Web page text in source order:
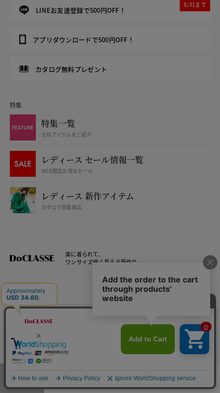
カラー・サイズを選択する
LINEお友達登録で500円OFF！
8/31まで
アプリダウンロードで500円OFF！
カタログ無料プレゼント
特集
特集一覧
注目アイテムをご紹介
レディース セール情報一覧
WEB限定お得なセール
レディース 新作アイテム
カタログ掲載商品
楽に着られて、
ワンサイズ細く見える服作り
LADIES
MENS
本物を愉しむ、洗練スタイル
名品素材×立体裁断仕立てのハイエンドライン